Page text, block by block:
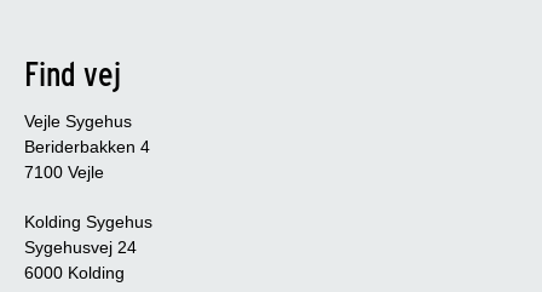
Find vej
Vejle Sygehus
Beriderbakken 4
7100 Vejle
Kolding Sygehus
Sygehusvej 24
6000 Kolding